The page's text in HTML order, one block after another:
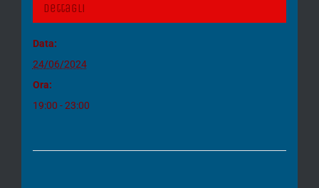
Dettagli
Data:
24/06/2024
Ora:
19:00 - 23:00